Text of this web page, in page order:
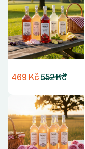
469 Kč 552 Kč